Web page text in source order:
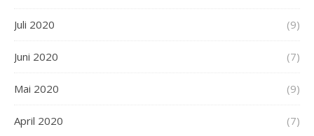
Juli 2020 (9)
Juni 2020 (7)
Mai 2020 (9)
April 2020 (7)